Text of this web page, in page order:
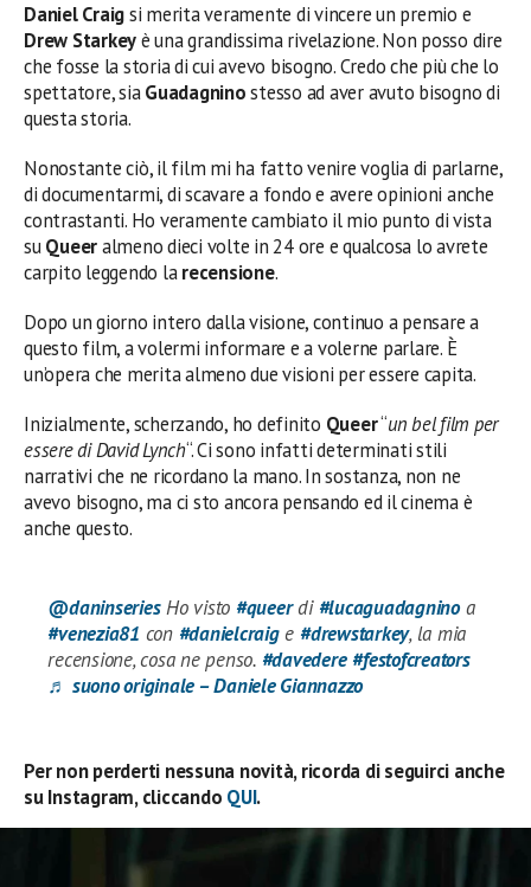
Daniel Craigsi merita veramente di vincere un premio e
Drew Starkeyè una grandissima rivelazione. Non posso dire
che fosse la storia di cui avevo bisogno. Credo che più che lo
spettatore, siaGuadagninostesso ad aver avuto bisogno di
questa storia.
Nonostante ciò, il film mi ha fatto venire voglia di parlarne,
di documentarmi, di scavare a fondo e avere opinioni anche
contrastanti. Ho veramente cambiato il mio punto di vista
suQueeralmeno dieci volte in 24 ore e qualcosa lo avrete
carpito leggendo larecensione.
Dopo un giorno intero dalla visione, continuo a pensare a
questo film, a volermi informare e a volerne parlare. È
un’opera che merita almeno due visioni per essere capita.
Inizialmente, scherzando, ho definito Queer“un bel film per
essere di David Lynch“. Ci sono infatti determinati stili
narrativi che ne ricordano la mano. In sostanza, non ne
avevo bisogno, ma ci sto ancora pensando ed il cinema è
anche questo.
@daninseriesHo visto #queerdi #lucaguadagninoa
#venezia81 con #danielcraige #drewstarkey, la mia
recensione, cosa ne penso. #davedere #festofcreators
♬ suono originale – Daniele Giannazzo
Per non perderti nessuna novità, ricorda di seguirci anche
su Instagram, cliccando QUI.